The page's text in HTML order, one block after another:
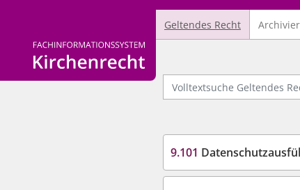
Logo Fachinformationssystem Kirchenrecht
Geltendes Recht
Volltextsuche Geltendes Recht
9.101